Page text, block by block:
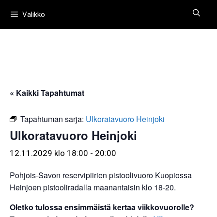
sisältöönValikko
« Kaikki Tapahtumat
Tapahtuman sarja: Ulkoratavuoro Heinjoki
Ulkoratavuoro Heinjoki
12.11.2029 klo 18:00 - 20:00
Pohjois-Savon reservipiirien pistoolivuoro Kuopiossa
Heinjoen pistooliradalla maanantaisin klo 18-20.
Oletko tulossa ensimmäistä kertaa viikkovuorolle?